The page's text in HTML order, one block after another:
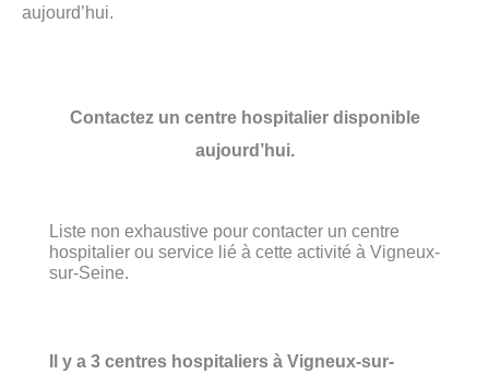
aujourd’hui.
Contactez un centre hospitalier disponible
aujourd’hui.
Liste non exhaustive pour contacter un centre
hospitalier ou service lié à cette activité à Vigneux-
sur-Seine.
Il y a 3 centres hospitaliers à Vigneux-sur-